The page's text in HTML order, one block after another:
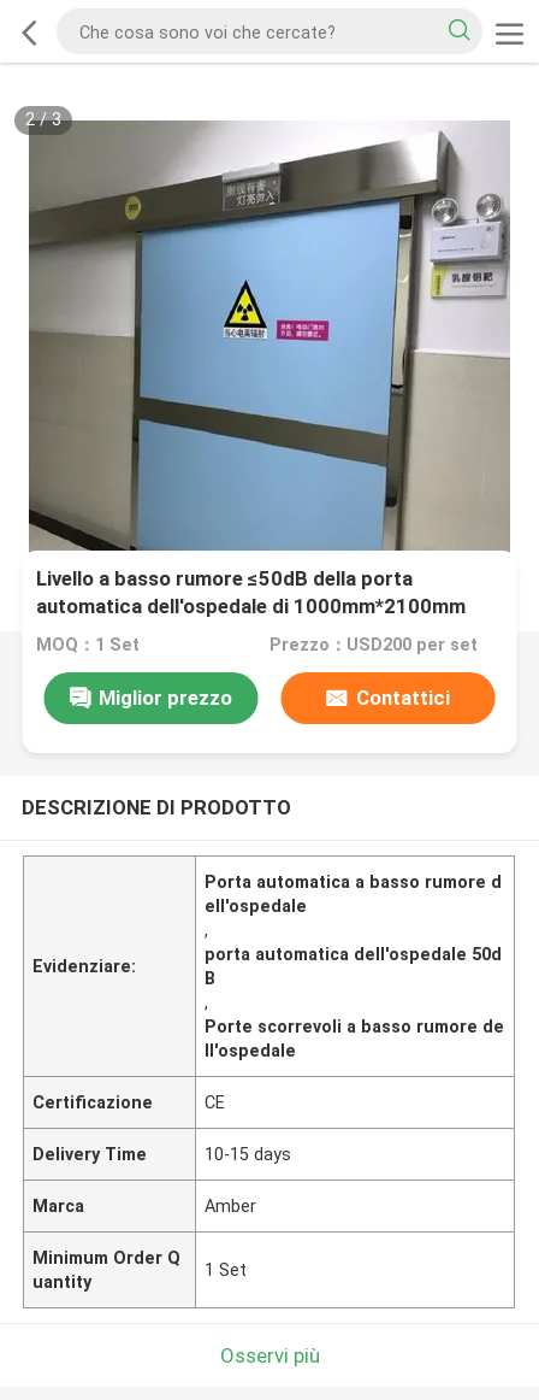
2/3
Livello a basso rumore ≤50dB della porta
automatica dell'ospedale di 1000mm*2100mm
MOQ：1 Set Prezzo：USD200 per set
Miglior prezzo Contattici
DESCRIZIONE DI PRODOTTO
Evidenziare:
Porta automatica a basso rumore d
ell'ospedale
,
porta automatica dell'ospedale 50d
B
,
Porte scorrevoli a basso rumore de
ll'ospedale
Certificazione CE
Delivery Time 10-15 days
Marca Amber
Minimum Order Q
uantity
1 Set
Osservi più